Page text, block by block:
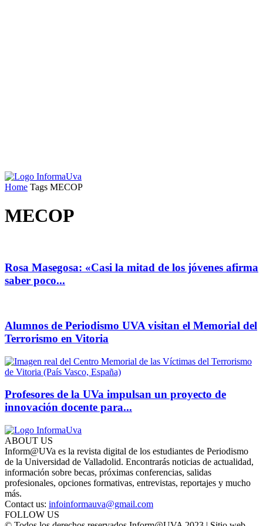
Home Tags MECOP
MECOP
Rosa Masegosa: «Casi la mitad de los jóvenes afirma
saber poco...
Alumnos de Periodismo UVA visitan el Memorial del
Terrorismo en Vitoria
Profesores de la UVa impulsan un proyecto de
innovación docente para...
ABOUT US
Inform@UVa es la revista digital de los estudiantes de Periodismo
de la Universidad de Valladolid. Encontrarás noticias de actualidad,
información sobre becas, próximas conferencias, salidas
profesionales, opciones formativas, entrevistas, reportajes y mucho
más.
Contact us: infoinformauva@gmail.com
FOLLOW US